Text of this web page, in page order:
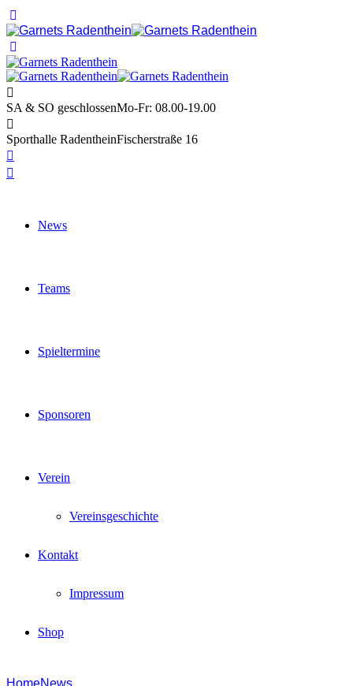
SA & SO geschlossenMo-Fr: 08.00-19.00
Sporthalle RadentheinFischerstraße 16
News
Teams
Spieltermine
Sponsoren
Verein
Vereinsgeschichte
Kontakt
Impressum
Shop
HomeNews